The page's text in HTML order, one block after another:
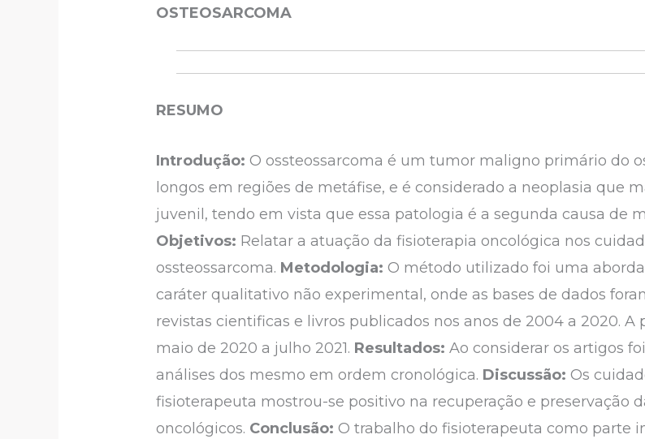
OSTEOSARCOMA
RESUMO
Introdução: O ossteossarcoma é um tumor maligno primário do
longos em regiões de metáfise, e é considerado a neoplasia que
juvenil, tendo em vista que essa patologia é a segunda causa de
Objetivos: Relatar a atuação da fisioterapia oncológica nos
ossteossarcoma. Metodologia: O método utilizado foi uma
caráter qualitativo não experimental, onde as bases de dados
revistas cientificas e livros publicados nos anos de 2004 a 2020.
maio de 2020 a julho 2021. Resultados:Ao considerar os artigos
análises dos mesmo em ordem cronológica. Discussão:Os
fisioterapeuta mostrou-se positivo na recuperação e preservação
oncológicos. Conclusão:O trabalho do fisioterapeuta como parte